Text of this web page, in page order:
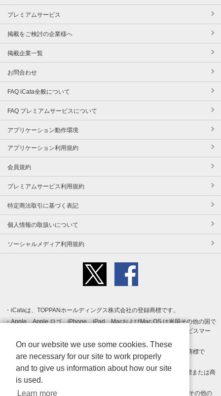
プレミアムサービス
掲載をご検討の企業様へ
掲載企業一覧
お問合わせ
FAQ iCata全般について
FAQ プレミアムサービスについて
アプリケーション動作環境
アプリケーション利用規約
会員規約
プレミアムサービス利用規約
特定商法取引に基づく表記
個人情報の取扱いについて
ソーシャルメディア利用規約
iCataは、TOPPANホールディングス株式会社の登録商標です。
Apple、Apple ロゴ、iPhone、iPad、MacおよびMac OS は米国その他の国で
登録された Apple Inc. の商標です。App Store は Apple Inc. のサービスマー
クです。
Android、Google Play および Google Play ロゴ は Google LLC の商標で
す。
Windows は Microsoft Inc.の米国およびその他の国における登録商標または商
標です。
Adobe、Adobe Reader、Adobe PDF は、Adobe Inc.の米国およびその他の
On our website we use some cookies. These
are necessary for our site to work properly
and to give us information about how our site
is used.
Learn more